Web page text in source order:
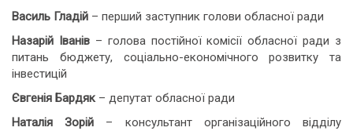
Василь Гладій – перший заступник голови обласної ради
Назарій Іванів – голова постійної комісії обласної ради з
питань бюджету, соціально-економічного розвитку та
інвестицій
Євгенія Бардяк– депутат обласної ради
Наталія Зорій – консультант організаційного відділу